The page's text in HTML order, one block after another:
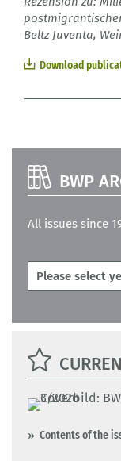
Beltz Juventa,
Download
BWP
All issues since
Contents of the